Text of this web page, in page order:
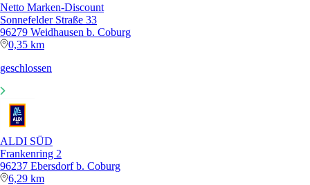
Netto Marken-Discount
Sonnefelder Straße 33
96279 Weidhausen b. Coburg
0,35 km
geschlossen
ALDI SÜD
Frankenring 2
96237 Ebersdorf b. Coburg
6,29 km